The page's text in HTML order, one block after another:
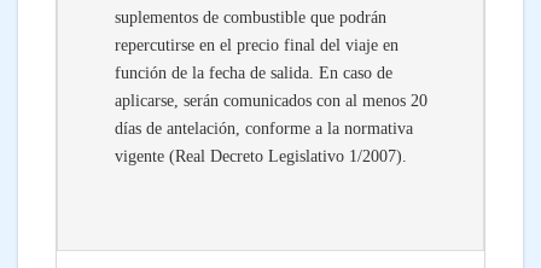
suplementos de combustible que podrán
repercutirse en el precio final del viaje en
función de la fecha de salida. En caso de
aplicarse, serán comunicados con al menos 20
días de antelación, conforme a la normativa
vigente (Real Decreto Legislativo 1/2007).